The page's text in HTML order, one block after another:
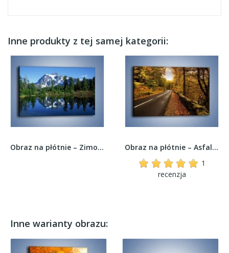
Inne produkty z tej samej kategorii:
Obraz na płótnie – Zimowe pozostałości w górach...
Obraz na płótnie – Asfaltową droga przez las –...
1
recenzja
Inne warianty obrazu: